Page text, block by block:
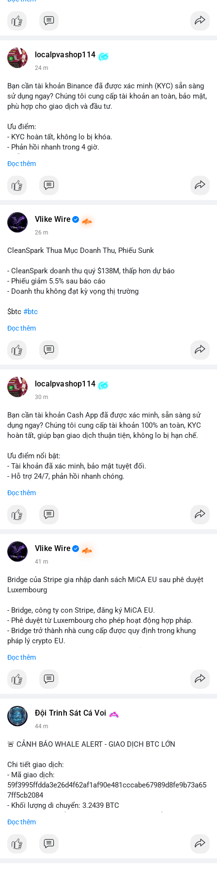
📞 WhatsApp: +1 660 215-8938
📧 Email: localpvashop@gmail.com
của bạn!
localpvashop114
24 m
Bạn cần tài khoản Binance đã được xác minh (KYC) sẵn sàng
sử dụng ngay? Chúng tôi cung cấp tài khoản an toàn, bảo mật,
phù hợp cho giao dịch và đầu tư.
Ưu điểm:
- KYC hoàn tất, không lo bị khóa.
- Phản hồi nhanh trong 4 giờ.
📞 WhatsApp: +1 660 215-8938
Đọc thêm
Vlike Wire
26 m
CleanSpark Thua Mục Doanh Thu, Phiếu Sunk
- CleanSpark doanh thu quý $138M, thấp hơn dự báo
- Phiếu giảm 5.5% sau báo cáo
- Doanh thu không đạt kỳ vọng thị trường
$btc #btc
#vlikevn
📰 Nguồn: Cointelegraph
Đọc thêm
localpvashop114
30 m
Bạn cần tài khoản Cash App đã được xác minh, sẵn sàng sử
dụng ngay? Chúng tôi cung cấp tài khoản 100% an toàn, KYC
hoàn tất, giúp bạn giao dịch thuận tiện, không lo bị hạn chế.
Ưu điểm nổi bật:
- Tài khoản đã xác minh, bảo mật tuyệt đối.
- Hỗ trợ 24/7, phản hồi nhanh chóng.
nay:
📧 Email: localpvashop@gmail.com
Đọc thêm
Vlike Wire
41 m
Bridge của Stripe gia nhập danh sách MiCA EU sau phê duyệt
Luxembourg
- Bridge, công ty con Stripe, đăng ký MiCA EU.
- Phê duyệt từ Luxembourg cho phép hoạt động hợp pháp.
- Bridge trở thành nhà cung cấp được quy định trong khung
pháp lý crypto EU.
#luxembourg
#vlikevn #titanbot
📰 Nguồn: Cointelegraph
Đọc thêm
Đội Trinh Sát Cá Voi
44 m
🚨 CẢNH BÁO WHALE ALERT - GIAO DỊCH BTC LỚN
Chi tiết giao dịch:
- Mã giao dịch:
59f3995ffdda3e26d4f62af1af90e481cccabe67989d8fe9b73a65
7ff5cb2084
- Khối lượng di chuyển: 3.2439 BTC
USD)
Đọc thêm